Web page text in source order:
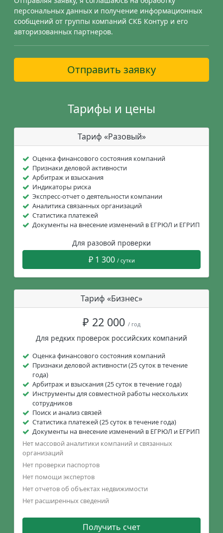
персональных данных и получение информационных
сообщений от группы компаний СКБ Контур и его
авторизованных партнеров.
Отправить заявку
Тарифы и цены
Тариф «Разовый»
Оценка финансового состояния компаний
Признаки деловой активности
Арбитраж и взыскания
Индикаторы риска
Экспресс-отчет о деятельности компании
Аналитика связанных организаций
Статистика платежей
Документы на внесение изменений в ЕГРЮЛ и ЕГРИП
Для разовой проверки
₽ 1 300 / сутки
Тариф «Бизнес»
₽ 22 000 / год
Для редких проверок российских компаний
Оценка финансового состояния компаний
Признаки деловой активности (25 суток в течение
года)
Арбитраж и взыскания (25 суток в течение года)
Инструменты для совместной работы нескольких
сотрудников
Поиск и анализ связей
Статистика платежей (25 суток в течение года)
Документы на внесение изменений в ЕГРЮЛ и ЕГРИП
Нет массовой аналитики компаний и связанных
организаций
Нет проверки паспортов
Нет помощи экспертов
Нет отчетов об объектах недвижимости
Нет расширенных сведений
Получить счет